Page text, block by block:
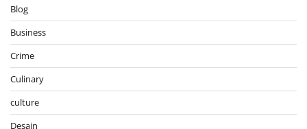
Blog
Business
Crime
Culinary
culture
Desain